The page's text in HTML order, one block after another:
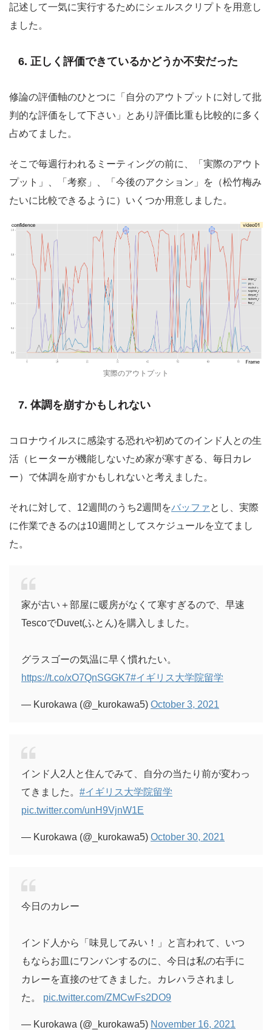
記述して一気に実行するためにシェルスクリプトを用意し
ました。
6. 正しく評価できているかどうか不安だった
修論の評価軸のひとつに「自分のアウトプットに対して批
判的な評価をして下さい」とあり評価比重も比較的に多く
占めてました。
そこで毎週行われるミーティングの前に、「実際のアウト
プット」、「考察」、「今後のアクション」を（松竹梅み
たいに比較できるように）いくつか用意しました。
実際のアウトプット
7. 体調を崩すかもしれない
コロナウイルスに感染する恐れや初めてのインド人との生
活（ヒーターが機能しないため家が寒すぎる、毎日カレ
ー）で体調を崩すかもしれないと考えました。
それに対して、12週間のうち2週間をバッファとし、実際
に作業できるのは10週間としてスケジュールを立てまし
た。
家が古い＋部屋に暖房がなくて寒すぎるので、早速
TescoでDuvet(ふとん)を購入しました。
グラスゴーの気温に早く慣れたい。
https://t.co/xO7QnSGGK7#イギリス大学院留学
— Kurokawa (@_kurokawa5) October 3, 2021
インド人2人と住んでみて、自分の当たり前が変わっ
てきました。 #イギリス大学院留学
pic.twitter.com/unH9VjnW1E
— Kurokawa (@_kurokawa5) October 30, 2021
今日のカレー
インド人から「味見してみい！」と言われて、いつ
もならお皿にワンバンするのに、今日は私の右手に
カレーを直接のせてきました。カレハラされまし
た。 pic.twitter.com/ZMCwFs2DO9
— Kurokawa (@_kurokawa5) November 16, 2021